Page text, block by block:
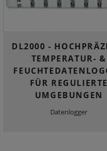
DL2000 -
TEMPERATUR- &
FÜR REGULIERTE
UMGEBUNGEN
Datenlogger